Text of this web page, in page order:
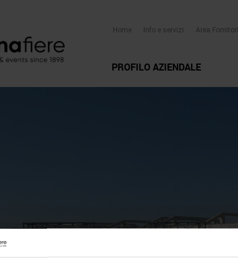
Home Info e servizi Area Fornitori
PROFILO AZIENDALE